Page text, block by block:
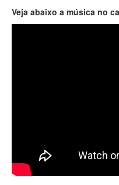
Veja abaixo a música no